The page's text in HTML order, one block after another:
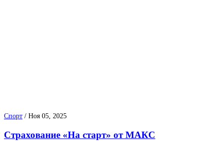
Спорт / Ноя 05, 2025
Страхование «На старт» от МАКС